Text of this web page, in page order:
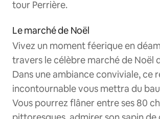
tour Perrière.
Le marché de Noël
Vivez un moment féerique en
travers le célèbre marché de Noël
Dans une ambiance conviviale, ce
incontournable vous mettra du
Vous pourrez flâner entre ses 80